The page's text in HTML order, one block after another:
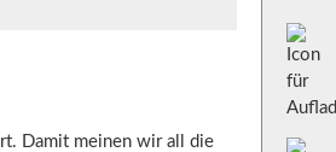
Damit meinen wir all die